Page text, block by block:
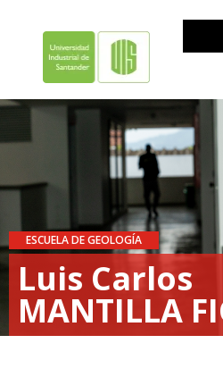
ESCUELA DE GEOLOGÍA
Luis Carlos
MANTILLA